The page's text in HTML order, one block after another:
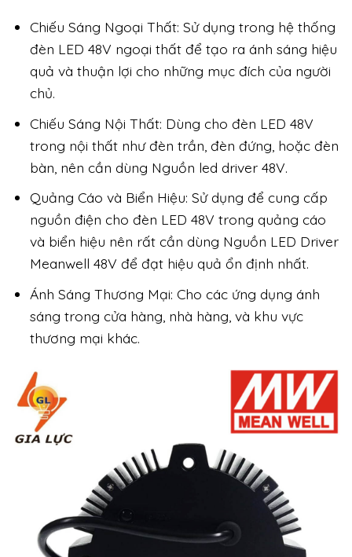
Chiếu Sáng Ngoại Thất: Sử dụng trong hệ thống
đèn LED 48V ngoại thất để tạo ra ánh sáng hiệu
quả và thuận lợi cho những mục đích của người
chủ.
Chiếu Sáng Nội Thất: Dùng cho đèn LED 48V
trong nội thất như đèn trần, đèn đứng, hoặc đèn
bàn, nên cần dùng Nguồn led driver 48V.
Quảng Cáo và Biển Hiệu: Sử dụng để cung cấp
nguồn điện cho đèn LED 48V trong quảng cáo
và biển hiệu nên rất cần dùng Nguồn LED Driver
Meanwell 48V để đạt hiệu quả ổn định nhất.
Ánh Sáng Thương Mại: Cho các ứng dụng ánh
sáng trong cửa hàng, nhà hàng, và khu vực
thương mại khác.